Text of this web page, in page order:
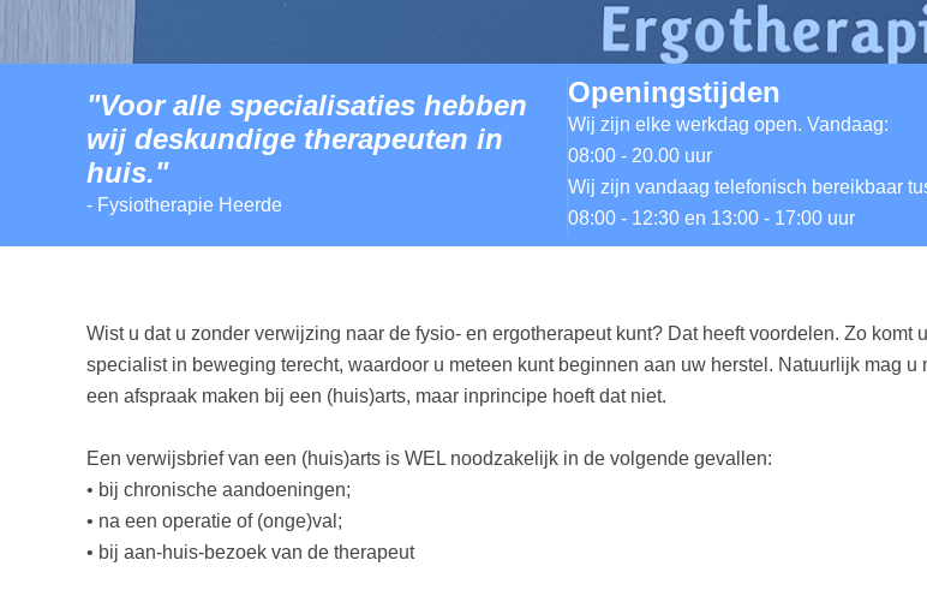
"Voor alle specialisaties hebben
wij deskundige therapeuten in
huis."
- Fysiotherapie Heerde
Openingstijden
Wij zijn elke werkdag open. Vandaag:
08:00 - 20.00 uur
Wij zijn vandaag telefonisch bereikbaar
08:00 - 12:30 en 13:00 - 17:00 uur
Wist u dat u zonder verwijzing naar de fysio- en ergotherapeut kunt? Dat heeft voordelen. Zo komt u
specialist in beweging terecht, waardoor u meteen kunt beginnen aan uw herstel. Natuurlijk mag u
een afspraak maken bij een (huis)arts, maar inprincipe hoeft dat niet.
Een verwijsbrief van een (huis)arts is WEL noodzakelijk in de volgende gevallen:
• bij chronische aandoeningen;
• na een operatie of (onge)val;
• bij aan-huis-bezoek van de therapeut